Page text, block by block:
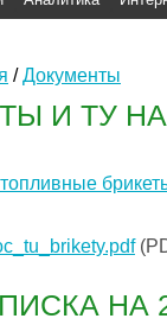
/Документы
И ТУ
НА